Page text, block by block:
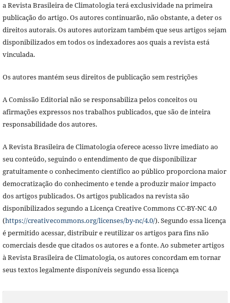
a Revista Brasileira de Climatologia terá exclusividade na primeira
publicação do artigo. Os autores continuarão, não obstante, a deter os
direitos autorais. Os autores autorizam também que seus artigos sejam
disponibilizados em todos os indexadores aos quais a revista está
vinculada.
Os autores mantém seus direitos de publicação sem restrições
A Comissão Editorial não se responsabiliza pelos conceitos ou
afirmações expressos nos trabalhos publicados, que são de inteira
responsabilidade dos autores.
A Revista Brasileira de Climatologia oferece acesso livre imediato ao
seu conteúdo, seguindo o entendimento de que disponibilizar
gratuitamente o conhecimento científico ao público proporciona maior
democratização do conhecimento e tende a produzir maior impacto
dos artigos publicados. Os artigos publicados na revista são
disponibilizados segundo a Licença Creative Commons CC-BY-NC 4.0
(https://creativecommons.org/licenses/by-nc/4.0/). Segundo essa licença
é permitido acessar, distribuir e reutilizar os artigos para fins não
comerciais desde que citados os autores e a fonte. Ao submeter artigos
à Revista Brasileira de Climatologia,os autores concordam em tornar
seus textos legalmente disponíveis segundo essa licença